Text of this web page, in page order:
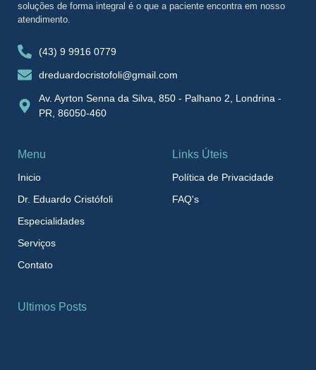
soluções de forma integral é o que a paciente encontra em nosso
atendimento.
(43) 9 9916 0779
dreduardocristofoli@gmail.com
Av. Ayrton Senna da Silva, 850 - Palhano 2, Londrina -
PR, 86050-460
Menu
Inicio
Dr. Eduardo Cristófoli
Especialidades
Serviços
Contato
Links Úteis
Política de Privacidade
FAQ's
Ultimos Posts